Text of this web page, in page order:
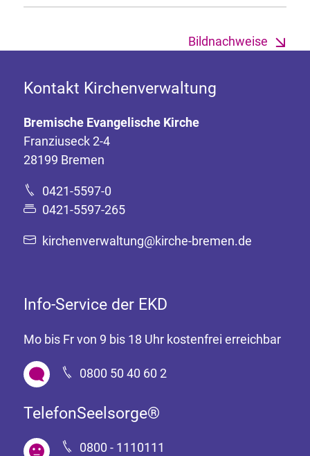
Bildnachweise
Kontakt Kirchenverwaltung
Bremische Evangelische Kirche
Franziuseck 2-4
28199 Bremen
0421-5597-0
0421-5597-265
kirchenverwaltung@kirche-bremen.de
Info-Service der EKD
Mo bis Fr von 9 bis 18 Uhr kostenfrei erreichbar
0800 50 40 60 2
TelefonSeelsorge®
0800 - 1110111